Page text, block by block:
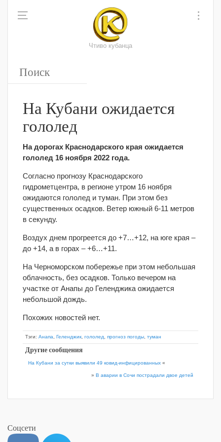
Чтиво кубанца
На Кубани ожидается
гололед
На дорогах Краснодарского края ожидается
гололед 16 ноября 2022 года.
Согласно прогнозу Краснодарского
гидрометцентра, в регионе утром 16 ноября
ожидаются гололед и туман. При этом без
существенных осадков. Ветер южный 6-11 метров
в секунду.
Воздух днем прогреется до +7…+12, на юге края –
до +14, а в горах – +6…+11.
На Черноморском побережье при этом небольшая
облачность, без осадков. Только вечером на
участке от Анапы до Геленджика ожидается
небольшой дождь.
Похожих новостей нет.
Тэги: Анапа Геленджик гололед прогноз погоды туман
Другие сообщения
На Кубани за сутки выявили 49 ковид-инфицированных «
» В аварии в Сочи пострадали двое детей
Соцсети